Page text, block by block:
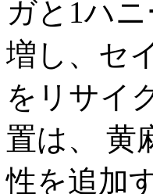
ガと1ハ
増し、セ
をリサイ
置は、 黄
性を追加